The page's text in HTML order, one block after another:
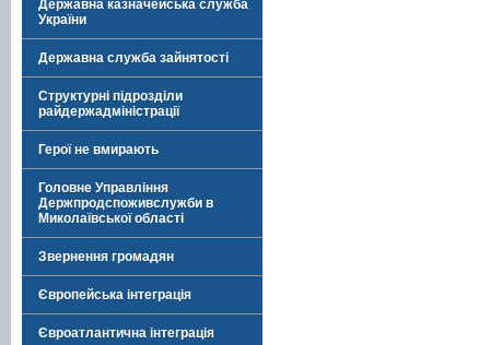
Державна казначейська служба
України
Державна служба зайнятості
Структурні підрозділи
райдержадміністрації
Герої не вмирають
Головне Управління
Держпродспоживслужби в
Миколаївської області
Звернення громадян
Європейська інтеграція
Євроатлантична інтеграція